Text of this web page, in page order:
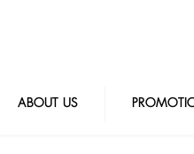
ABOUT US